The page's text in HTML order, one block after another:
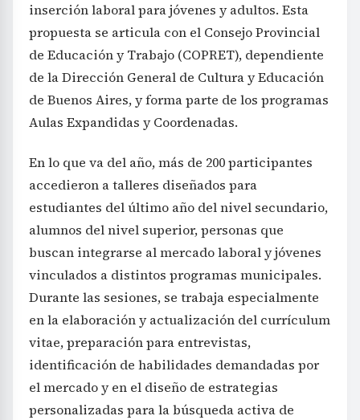
inserción laboral para jóvenes y adultos. Esta
propuesta se articula con el Consejo Provincial
de Educación y Trabajo (COPRET), dependiente
de la Dirección General de Cultura y Educación
de Buenos Aires, y forma parte de los programas
Aulas Expandidas y Coordenadas.
En lo que va del año, más de 200 participantes
accedieron a talleres diseñados para
estudiantes del último año del nivel secundario,
alumnos del nivel superior, personas que
buscan integrarse al mercado laboral y jóvenes
vinculados a distintos programas municipales.
Durante las sesiones, se trabaja especialmente
en la elaboración y actualización del currículum
vitae, preparación para entrevistas,
identificación de habilidades demandadas por
el mercado y en el diseño de estrategias
personalizadas para la búsqueda activa de